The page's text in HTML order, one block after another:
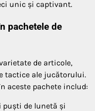
unic și captivant.
pachetele de
de articole,
tactice ale jucătorului.
aceste pachete includ:
puști de lunetă și